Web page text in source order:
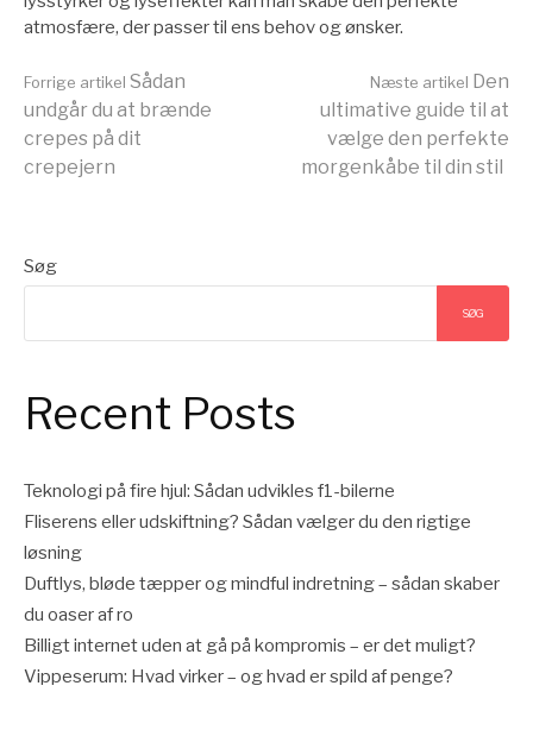
atmosfære, der passer til ens behov og ønsker.
Læs
videre
Forrige artikel Sådan
undgår du at brænde
crepes på dit
crepejern
Næste artikel Den
ultimative guide til at
vælge den perfekte
morgenkåbe til din stil
Søg
SØG
Recent Posts
Teknologi på fire hjul: Sådan udvikles f1-bilerne
Fliserens eller udskiftning? Sådan vælger du den rigtige
løsning
Duftlys, bløde tæpper og mindful indretning – sådan skaber
du oaser af ro
Billigt internet uden at gå på kompromis – er det muligt?
Vippeserum: Hvad virker – og hvad er spild af penge?